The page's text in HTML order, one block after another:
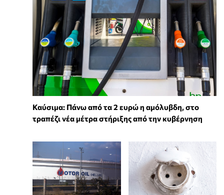
Καύσιμα: Πάνω από τα 2 ευρώ η αμόλυβδη, στο
τραπέζι νέα μέτρα στήριξης από την κυβέρνηση